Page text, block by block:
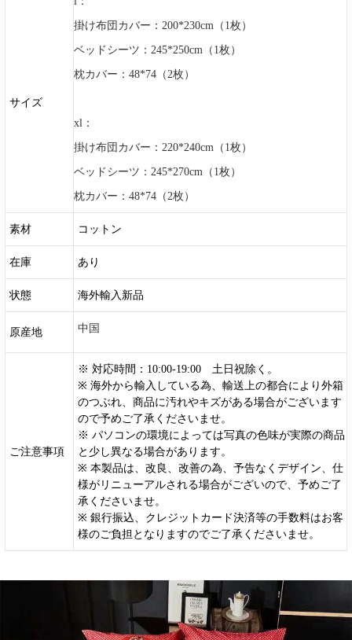
サイズ
掛け布団カバー：200*230cm（1枚）
ベッドシーツ：245*250cm（1枚）
枕カバー：48*74（2枚）
xl：
掛け布団カバー：220*240cm（1枚）
ベッドシーツ：245*270cm（1枚）
枕カバー：48*74（2枚）
素材 コットン
在庫 あり
状態 海外輸入新品
原産地 中国
ご注意事項
※ 対応時間：10:00-19:00 土日祝除く。
※ 海外から輸入している為、輸送上の都合により外箱
のつぶれ、商品に汚れやキズがある場合がございます
ので予めご了承くださいませ。
※ パソコンの環境によっては写真の色味が実際の商品
と少し異なる場合があります。
※ 本製品は、改良、改善の為、予告なくデザイン、仕
様がリニューアルされる場合がございので、予めご了
承くださいませ。
※ 銀行振込、クレジットカード決済等の手数料はお客
様のご負担となりますのでご了承くださいませ。